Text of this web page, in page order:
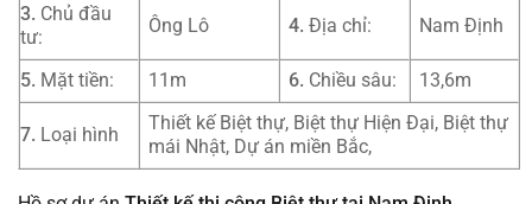
3. Chủ đầu
tư:
Ông Lô 4. Địa chỉ: Nam Định
5. Mặt tiền: 11m 6. Chiều sâu: 13,6m
7. Loại hình
Thiết kế Biệt thự, Biệt thự Hiện Đại, Biệt thự
mái Nhật, Dự án miền Bắc,